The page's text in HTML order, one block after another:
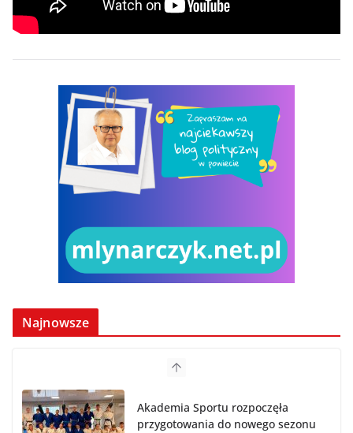
Najnowsze
Akademia Sportu rozpoczęła
przygotowania do nowego sezonu